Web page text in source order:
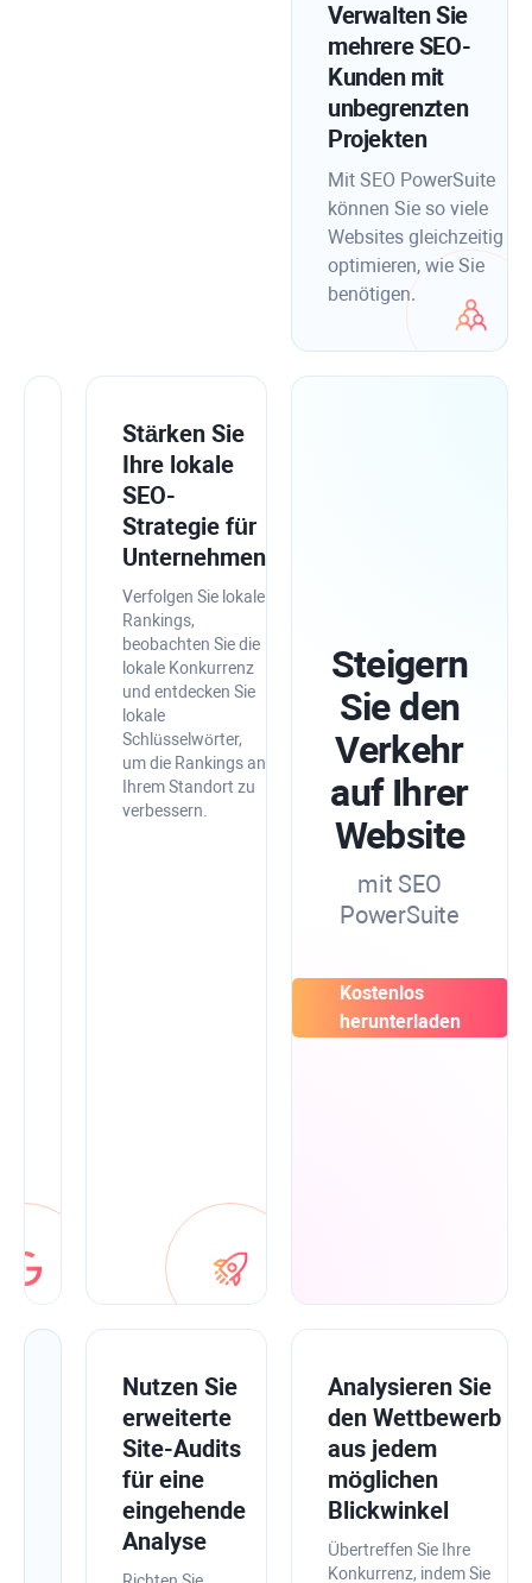
Verwalten Sie
mehrere SEO-
Kunden mit
unbegrenzten
Projekten
Mit SEO PowerSuite
können Sie so viele
Websites gleichzeitig
optimieren, wie Sie
benötigen.
Integrieren
PowerSuite
Google-
höhere
Präzision
Stärken Sie
Ihre lokale
SEO-
Strategie für
Unternehmenswachstum
Verfolgen Sie lokale
Rankings,
beobachten Sie die
lokale Konkurrenz
und entdecken Sie
lokale
Schlüsselwörter,
um die Rankings an
Ihrem Standort zu
verbessern.
Steigern
Sie den
Verkehr
auf Ihrer
Website
mit SEO
PowerSuite
Kostenlos
herunterladen
Verbessern
Integrität
Nutzen Sie
erweiterte
Site-Audits
für eine
eingehende
Analyse
Analysieren Sie
den Wettbewerb
aus jedem
möglichen
Blickwinkel
Übertreffen Sie Ihre
Konkurrenz, indem Sie